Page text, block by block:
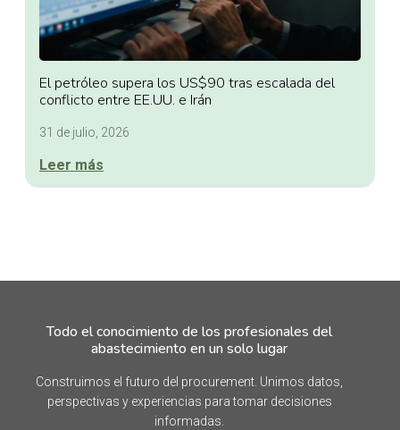
El petróleo supera los US$90 tras escalada del
conflicto entre EE.UU. e Irán
31 de julio, 2026
Leer más
Todo el conocimiento de los profesionales del
abastecimiento en un solo lugar
Construimos el futuro del procurement. Unimos datos,
perspectivas y experiencias para tomar decisiones
informadas.